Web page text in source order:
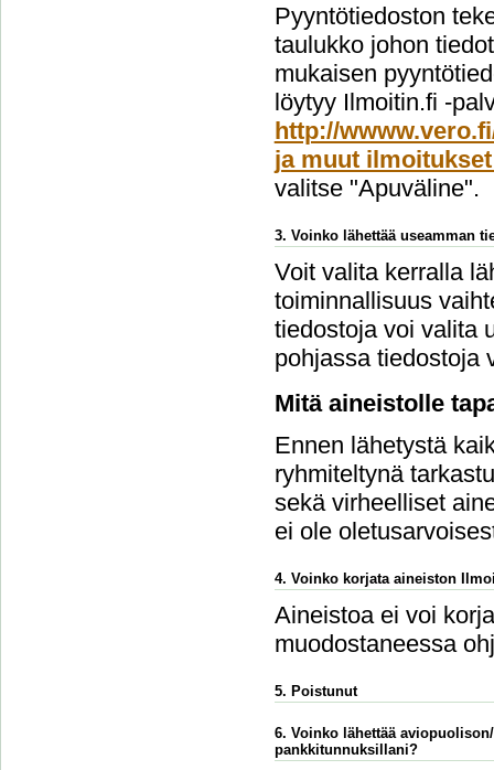
Pyyntötiedoston
taulukko johon
mukaisen
löytyy Ilmoitin.fi -
http://
ja muut
valitse "Apuväline".
3. Voinko lähettää useamman
Voit valita kerralla
toiminnallisuus
tiedostoja voi valita
pohjassa tiedostoja
Mitä aineistolle
Ennen lähetystä
ryhmiteltynä
sekä virheelliset
ei ole
4. Voinko korjata aineiston
Aineistoa ei voi
muodostaneessa
5. Poistunut
6. Voinko lähettää
pankkitunnuksillani?